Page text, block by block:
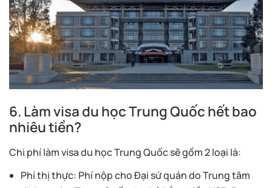
6. Làm visa du học Trung Quốc hết bao
nhiêu tiền?
Chi phí làm visa du học Trung Quốc sẽ gồm 2 loại là:
Phí thị thực: Phí nộp cho Đại sứ quán do Trung tâm